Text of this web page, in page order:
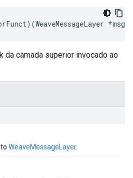
)(WeaveMessageLayer *
da camada superior invocado ao
WeaveMessageLayer.